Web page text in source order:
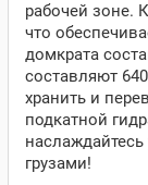
рабочей зоне.
что
домкрата
составляют
хранить и
подкатной
грузами!